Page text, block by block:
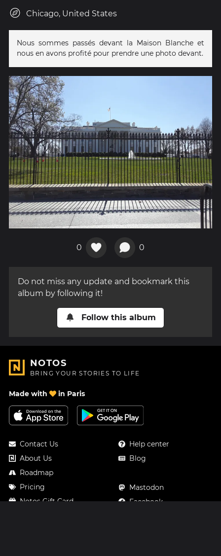
Chicago, United States
Nous sommes passés devant la Maison Blanche et
nous en avons profité pour prendre une photo devant.
0 0
Do not miss any update and bookmark this
album by following it!
Follow this album
NOTOS
BRING YOUR STORIES TO LIFE
Made with in Paris
Contact Us
About Us
Roadmap
Pricing
Notos Gift Card
Help center
Blog
Mastodon
Facebook